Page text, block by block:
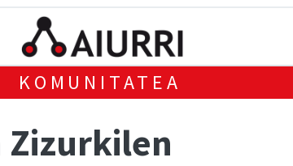
KOMUNITATEA
Zizurkilen